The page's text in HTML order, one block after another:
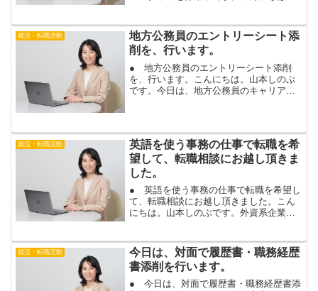
タマーサービススタッフを募集していま
す。ジュピターショッ...
就活・転職活動
地方公務員のエントリーシート添
削を、行います。
● 地方公務員のエントリーシート添削
を、行います。こんにちは。山本しのぶ
です。今日は、地方公務員のキャリア採
客様。自己ＰＲや志望動機...
就活・転職活動
英語を使う事務の仕事で転職を希
望して、転職相談にお越し頂きま
した。
● 英語を使う事務の仕事で転職を希望し
て、転職相談にお越し頂きました。こん
にちは。山本しのぶです。外資系企業で
事で転職を希望され、転職相談にお越し
頂きました。英語力があ...
就活・転職活動
今日は、対面で履歴書・職務経歴
書添削を行います。
● 今日は、対面で履歴書・職務経歴書添